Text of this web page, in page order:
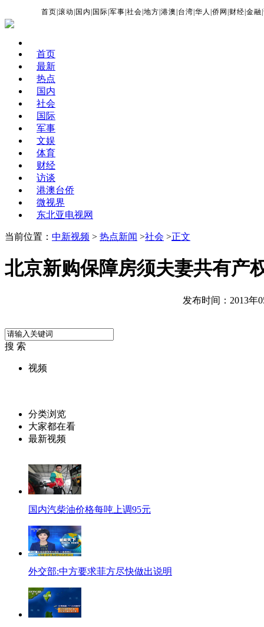
首页 |滚动 国内 国际 |军事 |社会 |地方 |港澳 台湾 |华人 |侨网 财经 |金融 |
首页
最新
热点
国内
社会
国际
军事
文娱
体育
财经
访谈
港澳台侨
微视界
东北亚电视网
当前位置： 中新视频 > 热点新闻 >社会 >正文
北京新购保障房须夫妻共有产
发布时间：2013年
搜 索
视频
分类浏览
大家都在看
最新视频
国内汽柴油价格每吨上调95元
外交部:中方要求菲方尽快做出说明